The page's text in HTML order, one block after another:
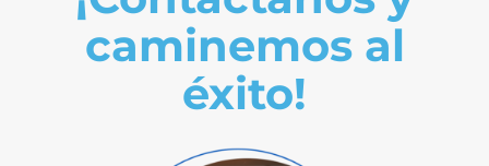
caminemos al
éxito!